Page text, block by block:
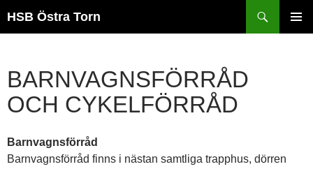
HSB Östra Torn
BARNVAGNSFÖRRÅD
OCH CYKELFÖRRÅD
Barnvagnsförråd
Barnvagnsförråd finns i nästan samtliga trapphus, dörren